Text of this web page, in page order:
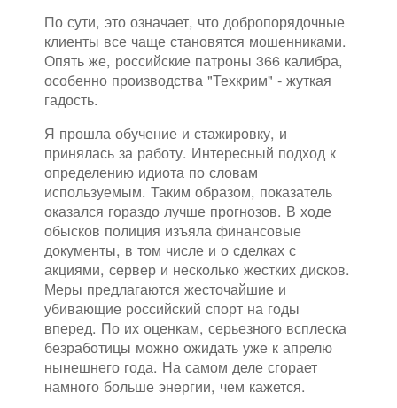
По сути, это означает, что добропорядочные
клиенты все чаще становятся мошенниками.
Опять же, российские патроны 366 калибра,
особенно производства "Техкрим" - жуткая
гадость.
Я прошла обучение и стажировку, и
принялась за работу. Интересный подход к
определению идиота по словам
используемым. Таким образом, показатель
оказался гораздо лучше прогнозов. В ходе
обысков полиция изъяла финансовые
документы, в том числе и о сделках с
акциями, сервер и несколько жестких дисков.
Меры предлагаются жесточайшие и
убивающие российский спорт на годы
вперед. По их оценкам, серьезного всплеска
безработицы можно ожидать уже к апрелю
нынешнего года. На самом деле сгорает
намного больше энергии, чем кажется.